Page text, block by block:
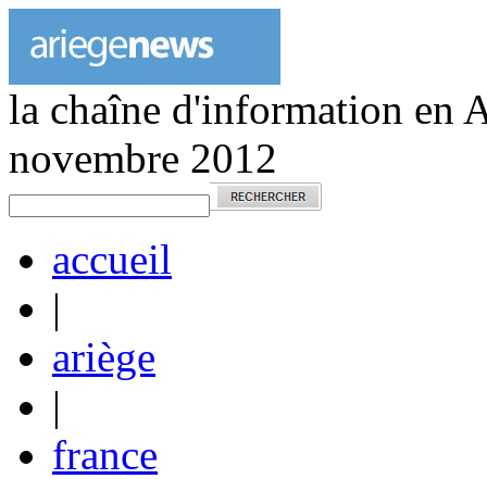
la chaîne d'information en
novembre 2012
accueil
|
ariège
|
france